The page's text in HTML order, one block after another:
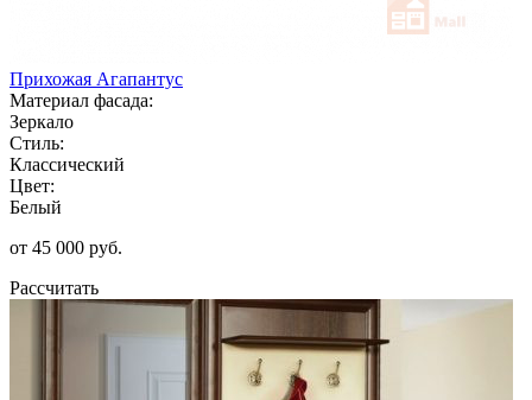
Прихожая Агапантус
Материал фасада:
Зеркало
Стиль:
Классический
Цвет:
Белый
от 45 000 руб.
Рассчитать